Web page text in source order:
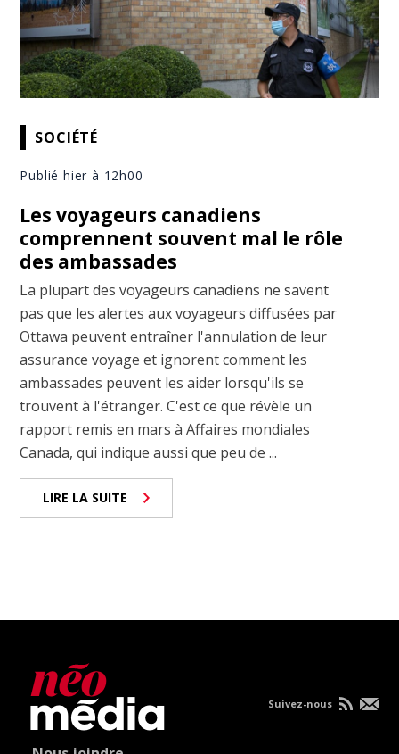
SOCIÉTÉ
Publié hier à 12h00
Les voyageurs canadiens
comprennent souvent mal le rôle
des ambassades
La plupart des voyageurs canadiens ne savent
pas que les alertes aux voyageurs diffusées par
Ottawa peuvent entraîner l'annulation de leur
assurance voyage et ignorent comment les
ambassades peuvent les aider lorsqu'ils se
trouvent à l'étranger. C'est ce que révèle un
rapport remis en mars à Affaires mondiales
Canada, qui indique aussi que peu de ...
LIRE LA SUITE
Suivez-nous